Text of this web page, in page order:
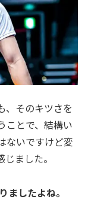
、そのキツさを
ことで、結構い
ないですけど変
ました。
ましたよね。